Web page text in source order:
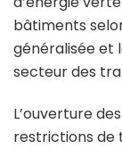
bâtiments
généralisée et
secteur des
L’ouverture
restrictions de